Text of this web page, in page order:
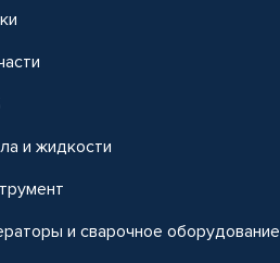
и жидкости
и сварочное оборудование